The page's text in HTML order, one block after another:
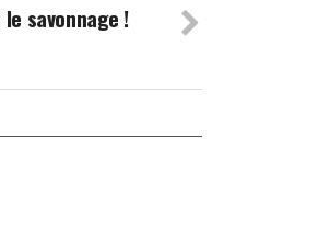
savonnage !